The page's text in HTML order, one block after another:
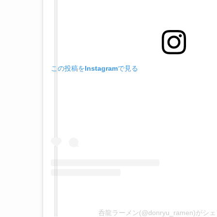
この投稿をInstagramで見る
呑龍ラーメン(@donryu_ramen)がシ